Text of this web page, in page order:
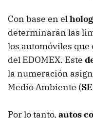
Con base en el
determinarán las
los automóviles que
del EDOMEX. Este
la numeración
Medio Ambiente (
Por lo tanto, autos